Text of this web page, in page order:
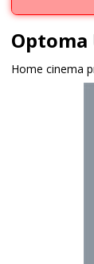
Optoma
Home cinema